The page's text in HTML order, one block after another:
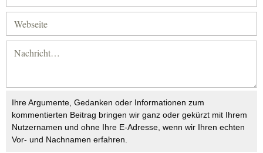
Ihre Argumente, Gedanken oder Informationen zum
kommentierten Beitrag bringen wir ganz oder gekürzt mit Ihrem
Nutzernamen und ohne Ihre E-Adresse, wenn wir Ihren echten
Vor- und Nachnamen erfahren.